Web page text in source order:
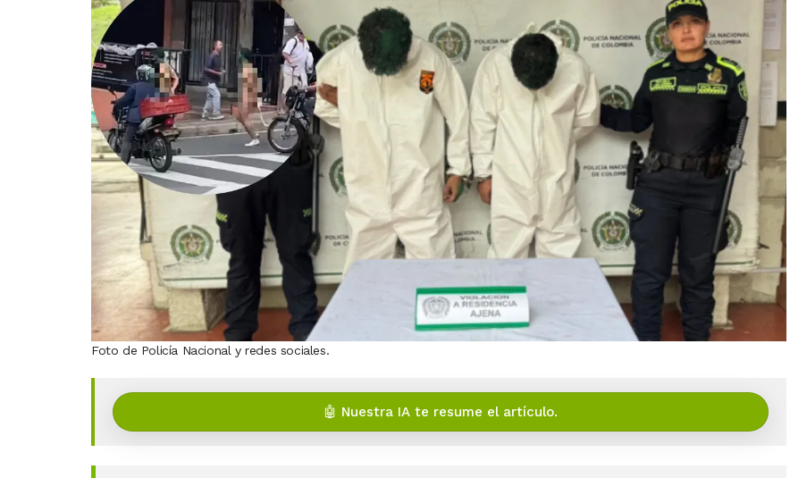
Foto de Policía Nacional y redes sociales.
🤖 Nuestra IA te resume el artículo.